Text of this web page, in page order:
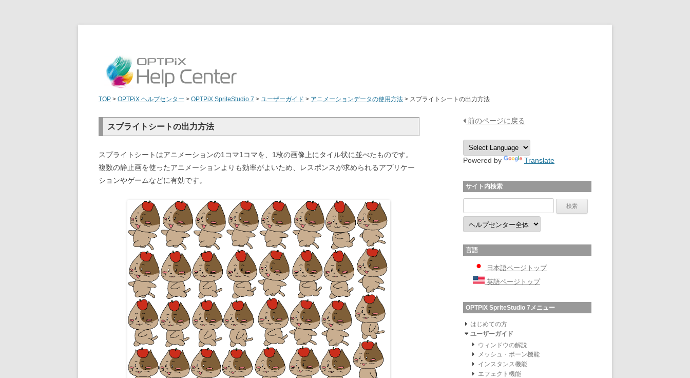
TOP > OPTPiX ヘルプセンター > OPTPiX SpriteStudio 7 > ユーザーガイド > アニメーションデータの使用方法 > スプライトシートの出力方法
スプライトシートの出力方法
スプライトシートはアニメーションの1コマ1コマを、1枚の画像上にタイル状に並べたものです。
複数の静止画を使ったアニメーションよりも効率がよいため、レスポンスが求められるアプリケー
ションやゲームなどに有効です。
前のページに戻る
Powered by Translate
サイト内検索
言語
日本語ページトップ
英語ページトップ
OPTPiX SpriteStudio 7メニュー
はじめての方
ユーザーガイド
ウィンドウの解説
メッシュ・ボーン機能
インスタンス機能
エフェクト機能